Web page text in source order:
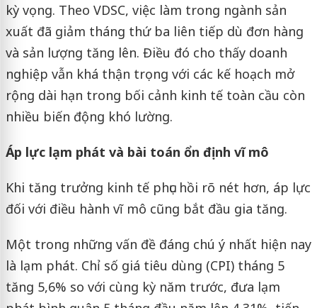
kỳ vọng. Theo VDSC, việc làm trong ngành sản
xuất đã giảm tháng thứ ba liên tiếp dù đơn hàng
và sản lượng tăng lên. Điều đó cho thấy doanh
nghiệp vẫn khá thận trọng với các kế hoạch mở
rộng dài hạn trong bối cảnh kinh tế toàn cầu còn
nhiều biến động khó lường.
Áp lực lạm phát và bài toán ổn định vĩ mô
Khi tăng trưởng kinh tế phục hồi rõ nét hơn, áp lực
đối với điều hành vĩ mô cũng bắt đầu gia tăng.
Một trong những vấn đề đáng chú ý nhất hiện nay
là lạm phát. Chỉ số giá tiêu dùng (CPI) tháng 5
tăng 5,6% so với cùng kỳ năm trước, đưa lạm